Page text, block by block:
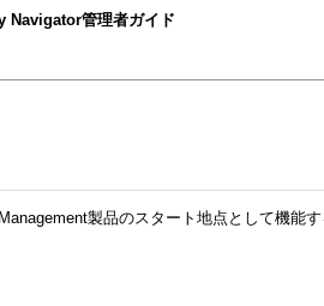
管理者ガイド
製品のスタート地点として機能